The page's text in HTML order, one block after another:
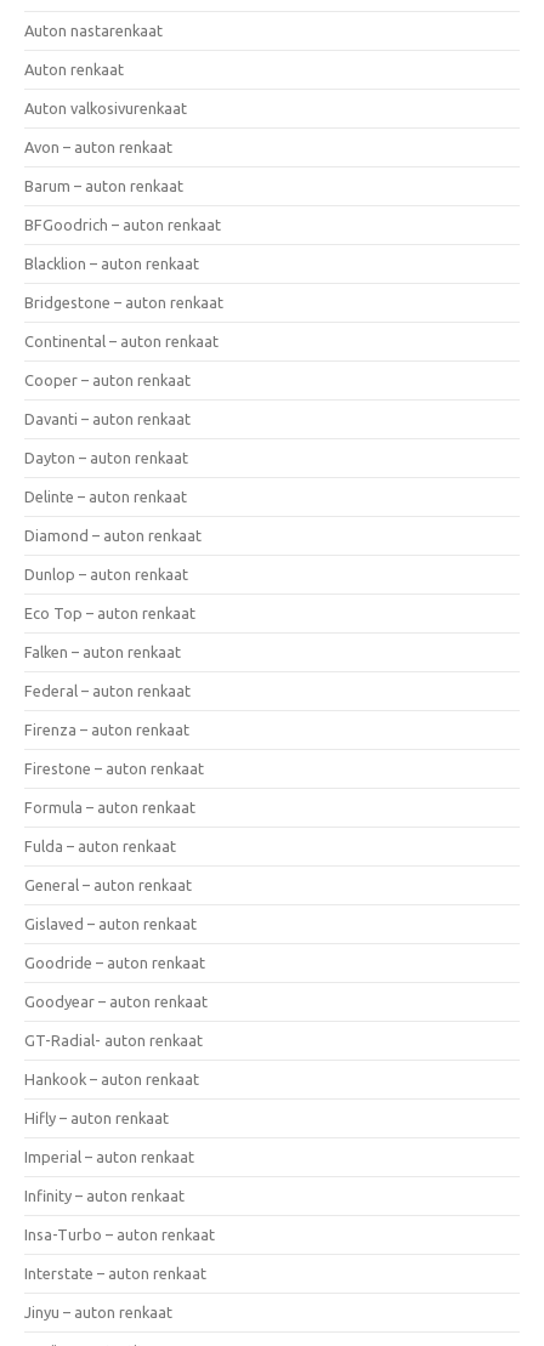
Auton nastarenkaat
Auton renkaat
Auton valkosivurenkaat
Avon – auton renkaat
Barum – auton renkaat
BFGoodrich – auton renkaat
Blacklion – auton renkaat
Bridgestone – auton renkaat
Continental – auton renkaat
Cooper – auton renkaat
Davanti – auton renkaat
Dayton – auton renkaat
Delinte – auton renkaat
Diamond – auton renkaat
Dunlop – auton renkaat
Eco Top – auton renkaat
Falken – auton renkaat
Federal – auton renkaat
Firenza – auton renkaat
Firestone – auton renkaat
Formula – auton renkaat
Fulda – auton renkaat
General – auton renkaat
Gislaved – auton renkaat
Goodride – auton renkaat
Goodyear – auton renkaat
GT-Radial- auton renkaat
Hankook – auton renkaat
Hifly – auton renkaat
Imperial – auton renkaat
Infinity – auton renkaat
Insa-Turbo – auton renkaat
Interstate – auton renkaat
Jinyu – auton renkaat